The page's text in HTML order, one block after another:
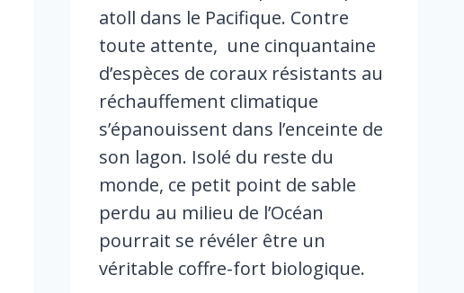
atoll dans le Pacifique. Contre
toute attente, une cinquantaine
d’espèces de coraux résistants au
réchauffement climatique
s’épanouissent dans l’enceinte de
son lagon. Isolé du reste du
monde, ce petit point de sable
perdu au milieu de l’Océan
pourrait se révéler être un
véritable coffre-fort biologique.